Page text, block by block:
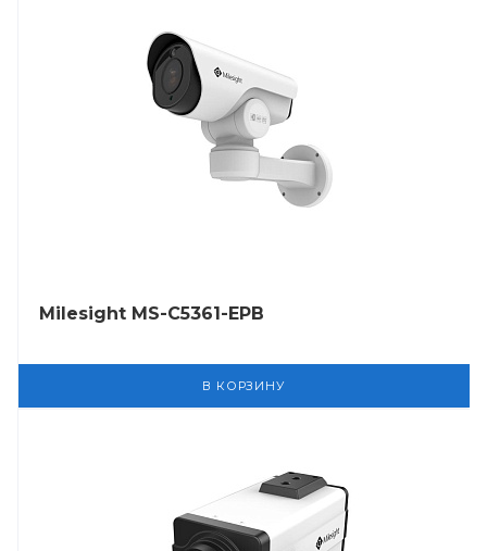
Milesight MS-C5361-EРB
В КОРЗИНУ